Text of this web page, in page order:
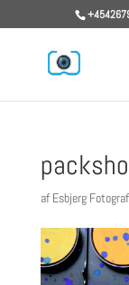
af Esbjerg Fotograf